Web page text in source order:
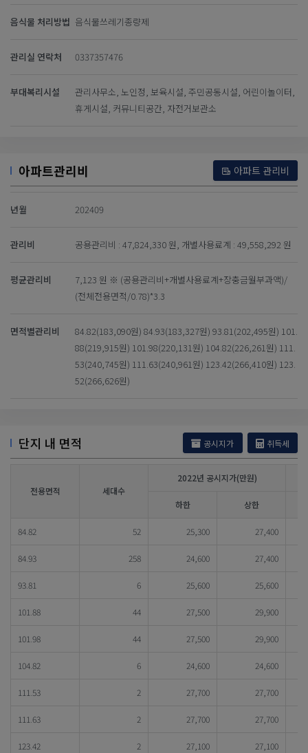
음식물 처리방법 음식물쓰레기종량제
관리실 연락처 0337357476
부대복리시설
관리사무소, 노인정, 보육시설, 주민공동시설, 어린이놀이터,
휴게시설, 커뮤니티공간, 자전거보관소
아파트관리비 아파트 관리비
년월 202409
관리비 공용관리비 : 47,824,330 원, 개별사용료계 : 49,558,292 원
평균관리비
7,123 원 ※ (공용관리비+개별사용료계+장충금월부과액)/
(전체전용면적/0.78)*3.3
면적별관리비
84.82(183,090원) 84.93(183,327원) 93.81(202,495원) 101.
88(219,915원) 101.98(220,131원) 104.82(226,261원) 111.
53(240,745원) 111.63(240,961원) 123.42(266,410원) 123.
52(266,626원)
단지 내 면적 공시지가 취득세
전용면적 세대수
2022년 공시지가(만원)
하한 상한
84.82 52 25,300 27,400
84.93 258 24,600 27,400
93.81 6 25,600 25,600
101.88 44 27,500 29,900
101.98 44 27,500 29,900
104.82 6 24,600 24,600
111.53 2 27,700 27,700
111.63 2 27,700 27,700
123.42 2 27,100 27,100